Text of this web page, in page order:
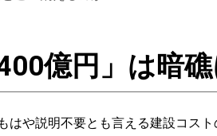
億円」は暗
や説明不要とも言える建設コスト